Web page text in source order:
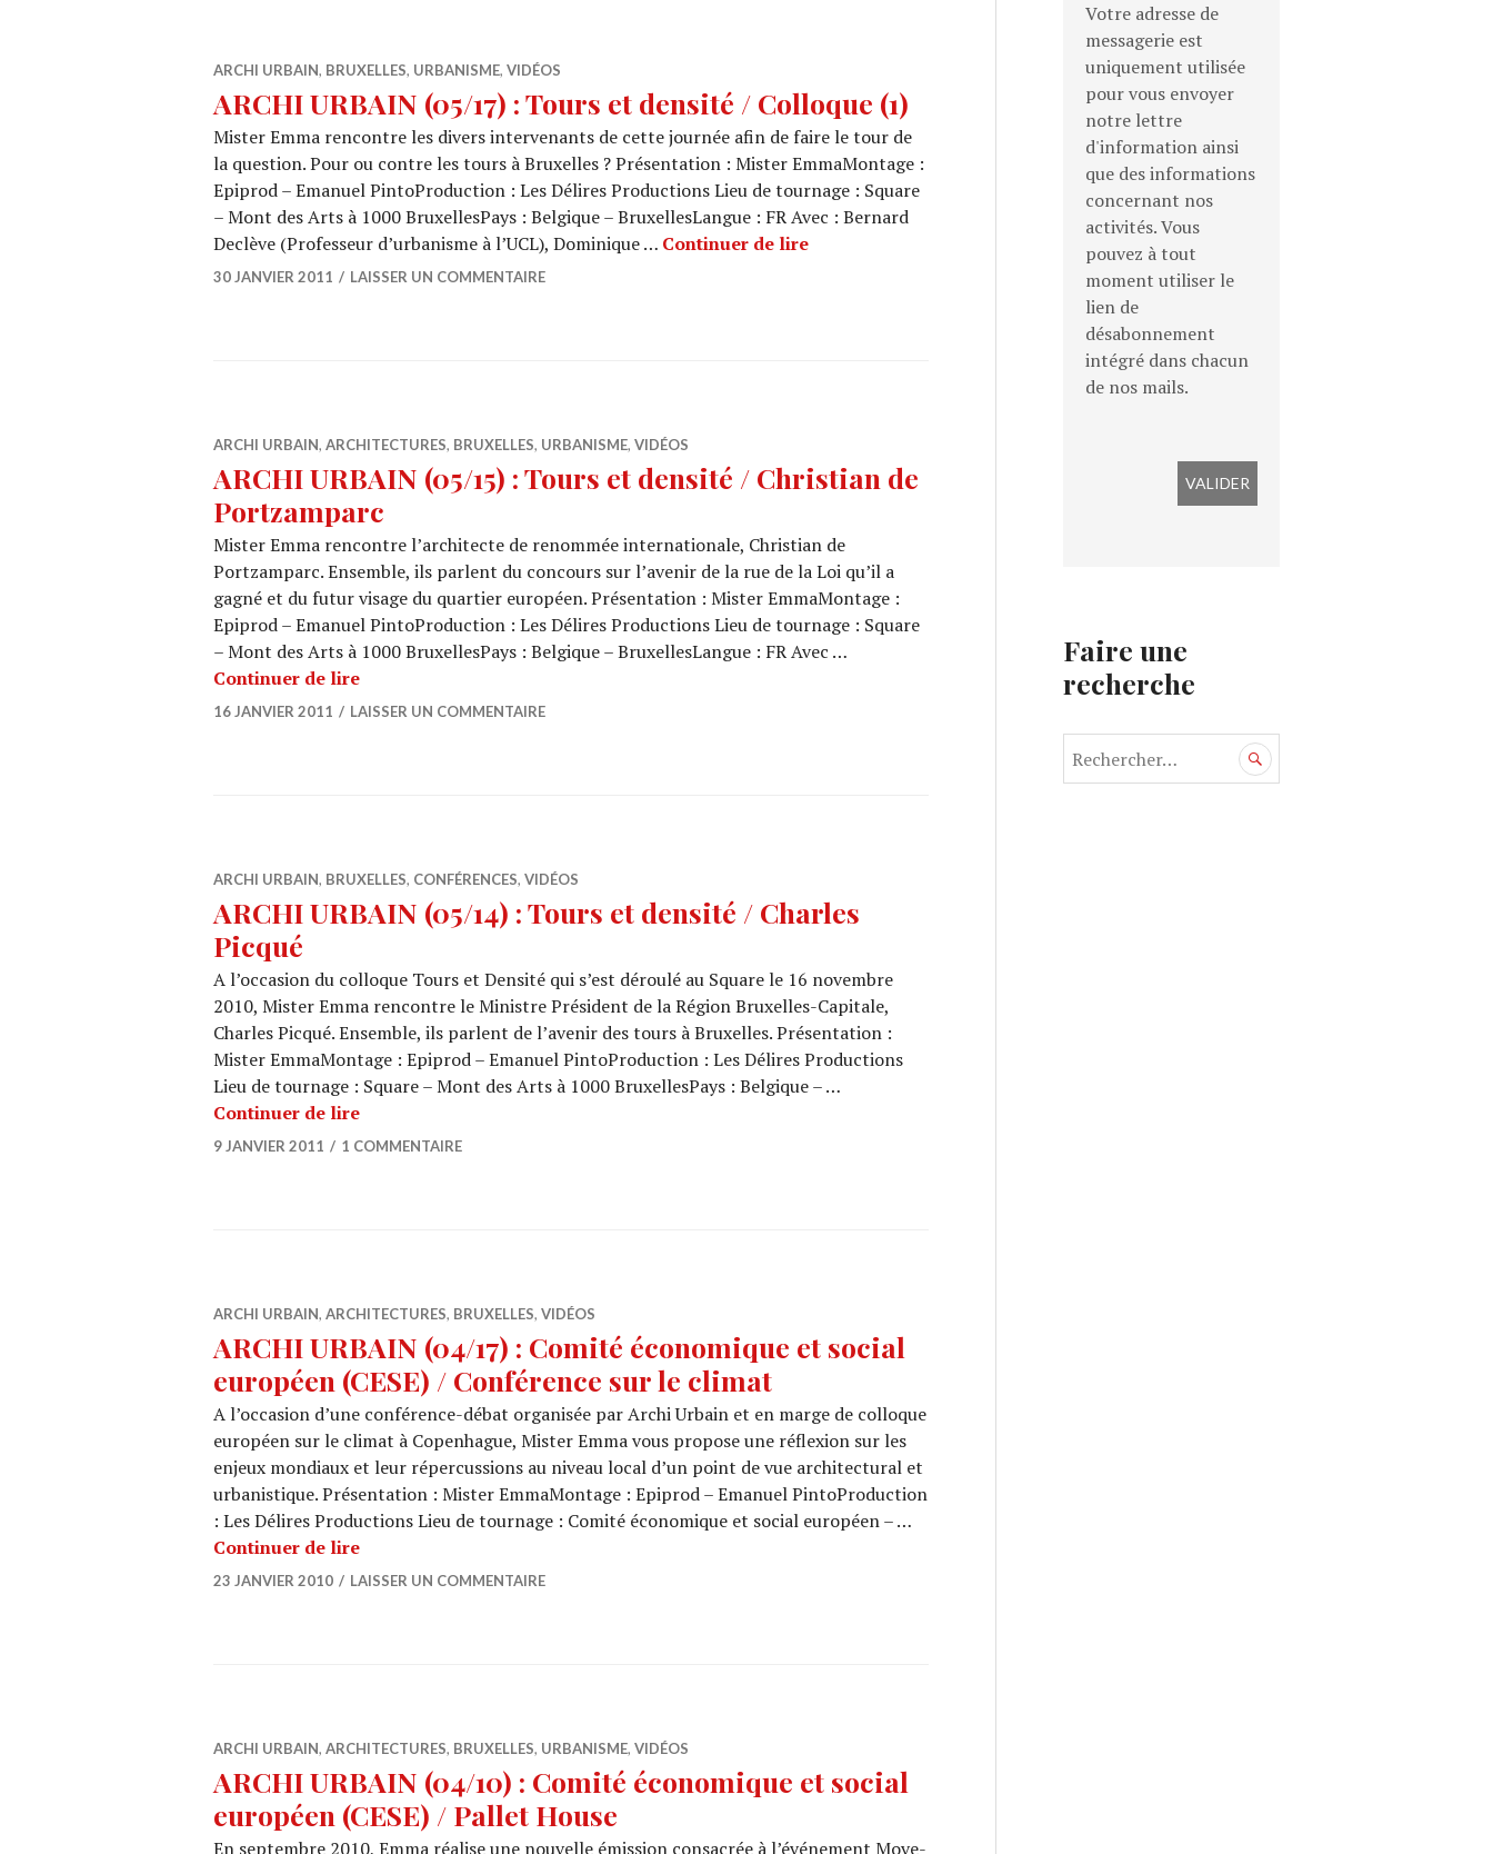
ARCHI URBAIN, BRUXELLES, URBANISME, VIDÉOS
ARCHI URBAIN (05/17) : Tours et densité / Colloque (1)
Mister Emma rencontre les divers intervenants de cette journée afin de faire le tour de
la question. Pour ou contre les tours à Bruxelles ? Présentation : Mister EmmaMontage :
Epiprod – Emanuel PintoProduction : Les Délires Productions Lieu de tournage : Square
– Mont des Arts à 1000 BruxellesPays : Belgique – BruxellesLangue : FR Avec : Bernard
Declève (Professeur d’urbanisme à l’UCL), Dominique … Continuer de lireARCHI URBAIN (05/17) : Tours et densité / Colloque (1)
30 JANVIER 2011 LAISSER UN COMMENTAIRE
ARCHI URBAIN, ARCHITECTURES, BRUXELLES, URBANISME, VIDÉOS
ARCHI URBAIN (05/15) : Tours et densité / Christian de
Portzamparc
Mister Emma rencontre l’architecte de renommée internationale, Christian de
Portzamparc. Ensemble, ils parlent du concours sur l’avenir de la rue de la Loi qu’il a
gagné et du futur visage du quartier européen. Présentation : Mister EmmaMontage :
Epiprod – Emanuel PintoProduction : Les Délires Productions Lieu de tournage : Square
– Mont des Arts à 1000 BruxellesPays : Belgique – BruxellesLangue : FR Avec …
Continuer de lireARCHI URBAIN (05/15) : Tours et densité / Christian de Portzamparc
16 JANVIER 2011 LAISSER UN COMMENTAIRE
ARCHI URBAIN, BRUXELLES, CONFÉRENCES, VIDÉOS
ARCHI URBAIN (05/14) : Tours et densité / Charles
Picqué
A l’occasion du colloque Tours et Densité qui s’est déroulé au Square le 16 novembre
2010, Mister Emma rencontre le Ministre Président de la Région Bruxelles-Capitale,
Charles Picqué. Ensemble, ils parlent de l’avenir des tours à Bruxelles. Présentation :
Mister EmmaMontage : Epiprod – Emanuel PintoProduction : Les Délires Productions
Lieu de tournage : Square – Mont des Arts à 1000 BruxellesPays : Belgique – …
Continuer de lireARCHI URBAIN (05/14) : Tours et densité / Charles Picqué
9 JANVIER 2011 1 COMMENTAIRE
ARCHI URBAIN, ARCHITECTURES, BRUXELLES, VIDÉOS
ARCHI URBAIN (04/17) : Comité économique et social
européen (CESE) / Conférence sur le climat
A l’occasion d’une conférence-débat organisée par Archi Urbain et en marge de colloque
européen sur le climat à Copenhague, Mister Emma vous propose une réflexion sur les
enjeux mondiaux et leur répercussions au niveau local d’un point de vue architectural et
urbanistique. Présentation : Mister EmmaMontage : Epiprod – Emanuel PintoProduction
: Les Délires Productions Lieu de tournage : Comité économique et social européen – …
Continuer de lireARCHI URBAIN (04/17) : Comité économique et social européen (CESE) / Conférence sur le climat
23 JANVIER 2010 LAISSER UN COMMENTAIRE
ARCHI URBAIN, ARCHITECTURES, BRUXELLES, URBANISME, VIDÉOS
ARCHI URBAIN (04/10) : Comité économique et social
européen (CESE) / Pallet House
En septembre 2010, Emma réalise une nouvelle émission consacrée à l’événement Move-
Votre adresse de
messagerie est
uniquement utilisée
pour vous envoyer
notre lettre
d'information ainsi
que des informations
concernant nos
activités. Vous
pouvez à tout
moment utiliser le
lien de
désabonnement
intégré dans chacun
de nos mails.
Faire une
recherche